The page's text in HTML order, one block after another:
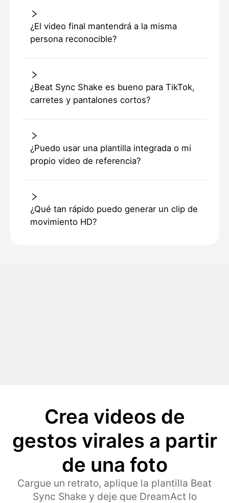
¿El video final mantendrá a la misma
persona reconocible?
¿Beat Sync Shake es bueno para TikTok,
carretes y pantalones cortos?
¿Puedo usar una plantilla integrada o mi
propio video de referencia?
¿Qué tan rápido puedo generar un clip de
movimiento HD?
Crea videos de
gestos virales a partir
de una foto
Cargue un retrato, aplique la plantilla Beat
Sync Shake y deje que DreamAct lo